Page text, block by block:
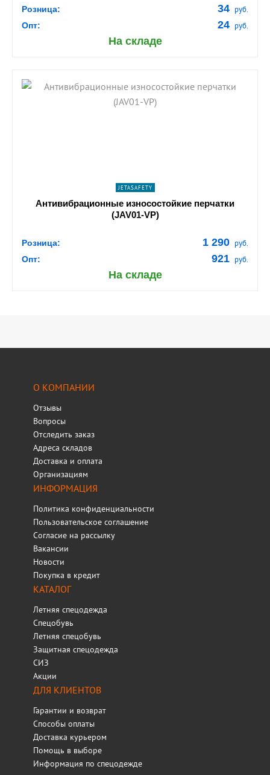
Розница: 34 руб.
Опт: 24 руб.
На складе
shopping_cart В КОРЗИНУ
JETASAFETY
Антивибрационные износостойкие перчатки
(JAV01-VP)
Розница: 1 290 руб.
Опт: 921 руб.
На складе
О КОМПАНИИ
Отзывы
Вопросы
Отследить заказ
Адреса складов
Доставка и оплата
Организациям
ИНФОРМАЦИЯ
Политика конфиденциальности
Пользовательское соглашение
Согласие на рассылку
Вакансии
Новости
Покупка в кредит
КАТАЛОГ
Летняя спецодежда
Спецобувь
Летняя спецобувь
Защитная спецодежда
СИЗ
Акции
ДЛЯ КЛИЕНТОВ
Гарантии и возврат
Способы оплаты
Доставка курьером
Помощь в выборе
Информация по спецодежде